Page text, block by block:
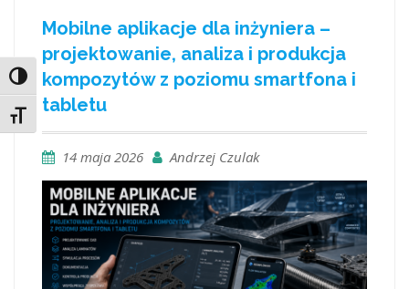
Toggle High Contrast
Toggle Font size
Mobilne aplikacje dla inżyniera –
projektowanie, analiza i produkcja
kompozytów z poziomu smartfona i
tabletu
14 maja 2026 Andrzej Czulak